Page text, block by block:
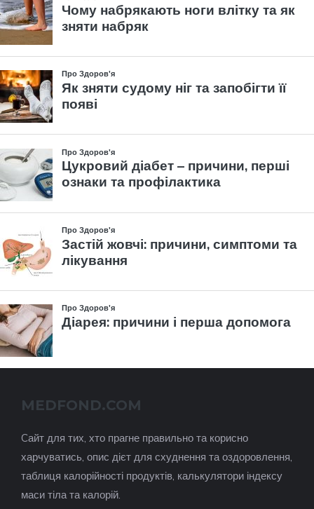
MEDFOND.COM
Cайт для тих, хто прагне правильно та корисно
харчуватись, опис дієт для схуднення та оздоровлення,
таблиця калорійності продуктів, калькулятори індексу
маси тіла та калорій.